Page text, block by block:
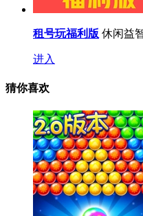
租号玩福利版 休闲益
进入
猜你喜欢